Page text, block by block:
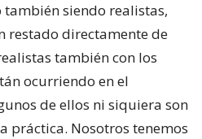
siendo realistas,
restado directamente de
también con los
ocurriendo en el
de ellos ni siquiera son
práctica. Nosotros tenemos